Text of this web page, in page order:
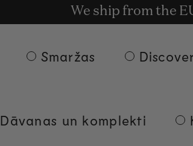
Bezmaksas piegāde
We ship from the
Get rewards for
Smaržas
Dāvanas un komplekti